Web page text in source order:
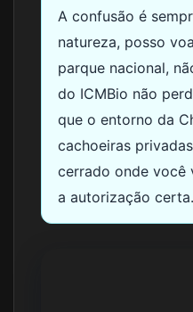
A confusão é
natureza, posso
parque nacional,
do ICMBio não
que o entorno da
cachoeiras
cerrado onde você
a autorização certa.